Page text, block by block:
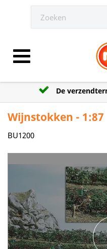
Toggle navigation
De
Wijnstokken - 1:87
BU1200